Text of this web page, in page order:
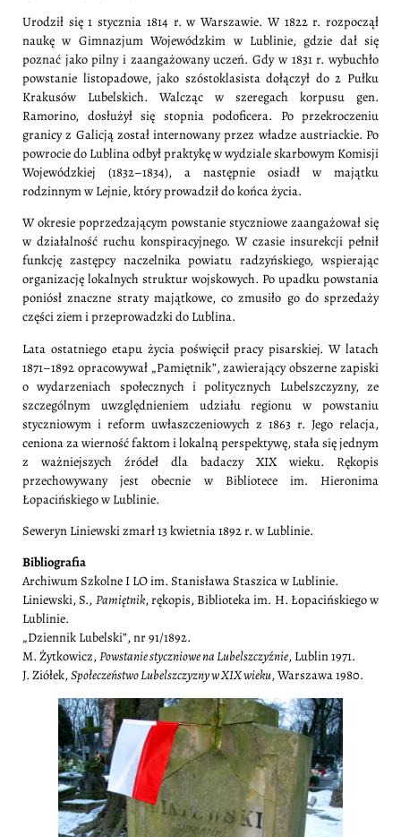
Urodził się 1 stycznia 1814 r. w Warszawie. W 1822 r. rozpoczął
naukę w Gimnazjum Wojewódzkim w Lublinie, gdzie dał się
poznać jako pilny i zaangażowany uczeń. Gdy w 1831 r. wybuchło
powstanie listopadowe, jako szóstoklasista dołączył do 2 Pułku
Krakusów Lubelskich. Walcząc w szeregach korpusu gen.
Ramorino, dosłużył się stopnia podoficera. Po przekroczeniu
granicy z Galicją został internowany przez władze austriackie. Po
powrocie do Lublina odbył praktykę w wydziale skarbowym Komisji
Wojewódzkiej (1832–1834), a następnie osiadł w majątku
rodzinnym w Lejnie, który prowadził do końca życia.
W okresie poprzedzającym powstanie styczniowe zaangażował się
w działalność ruchu konspiracyjnego. W czasie insurekcji pełnił
funkcję zastępcy naczelnika powiatu radzyńskiego, wspierając
organizację lokalnych struktur wojskowych. Po upadku powstania
poniósł znaczne straty majątkowe, co zmusiło go do sprzedaży
części ziem i przeprowadzki do Lublina.
Lata ostatniego etapu życia poświęcił pracy pisarskiej. W latach
1871–1892 opracowywał „Pamiętnik”, zawierający obszerne zapiski
o wydarzeniach społecznych i politycznych Lubelszczyzny, ze
szczególnym uwzględnieniem udziału regionu w powstaniu
styczniowym i reform uwłaszczeniowych z 1863 r. Jego relacja,
ceniona za wierność faktom i lokalną perspektywę, stała się jednym
z ważniejszych źródeł dla badaczy XIX wieku. Rękopis
przechowywany jest obecnie w Bibliotece im. Hieronima
Łopacińskiego w Lublinie.
Seweryn Liniewski zmarł 13 kwietnia 1892 r. w Lublinie.
Bibliografia
Archiwum Szkolne I LO im. Stanisława Staszica w Lublinie.
Liniewski, S., Pamiętnik, rękopis, Biblioteka im. H. Łopacińskiego w
Lublinie.
„Dziennik Lubelski”, nr 91/1892.
M. Żytkowicz,Powstanie styczniowe na Lubelszczyźnie, Lublin 1971.
J. Ziółek,Społeczeństwo Lubelszczyzny w XIX wieku, Warszawa 1980.